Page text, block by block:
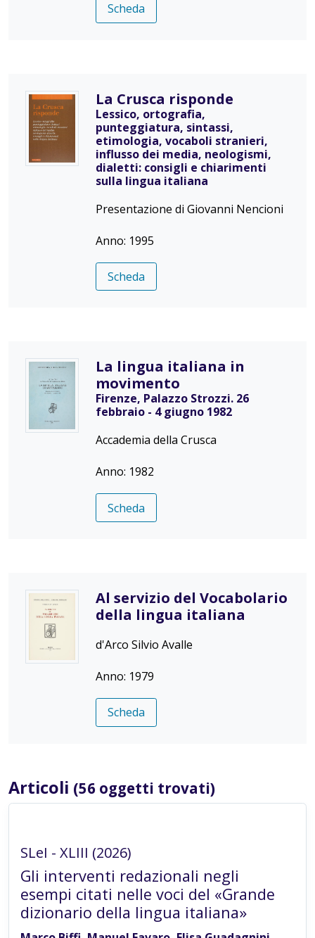
Scheda
La Crusca risponde
Lessico, ortografia,
punteggiatura, sintassi,
etimologia, vocaboli stranieri,
influsso dei media, neologismi,
dialetti: consigli e chiarimenti
sulla lingua italiana
Presentazione di Giovanni Nencioni
Anno: 1995
Scheda
La lingua italiana in
movimento
Firenze, Palazzo Strozzi. 26
febbraio - 4 giugno 1982
Accademia della Crusca
Anno: 1982
Scheda
Al servizio del Vocabolario
della lingua italiana
d'Arco Silvio Avalle
Anno: 1979
Scheda
Articoli (56 oggetti trovati)
SLeI - XLIII (2026)
Gli interventi redazionali negli
esempi citati nelle voci del «Grande
dizionario della lingua italiana»